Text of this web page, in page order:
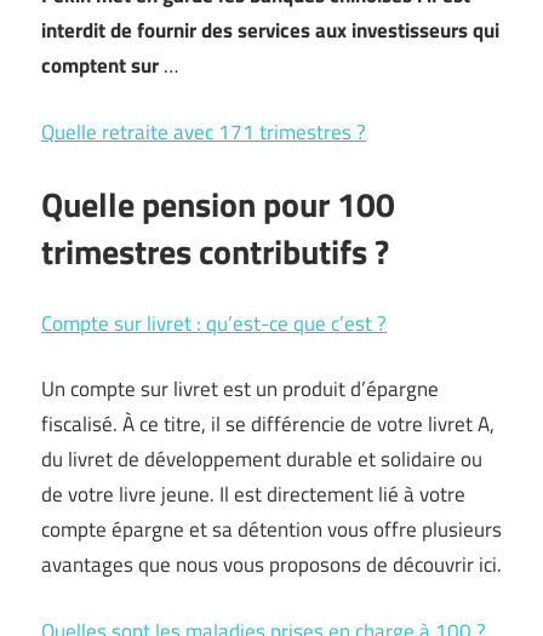
interdit de fournir des services aux investisseurs qui
comptent sur…
Quelle retraite avec 171 trimestres ?
Quelle pension pour 100
trimestres contributifs ?
Compte sur livret : qu’est-ce que c’est ?
Un compte sur livret est un produit d’épargne
fiscalisé. À ce titre, il se différencie de votre livret A,
du livret de développement durable et solidaire ou
de votre livre jeune. Il est directement lié à votre
compte épargne et sa détention vous offre plusieurs
avantages que nous vous proposons de découvrir ici.